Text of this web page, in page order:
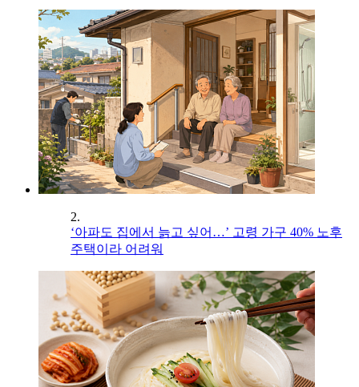
2.
‘아파도 집에서 늙고 싶어…’ 고령 가구 40% 노후
주택이라 어려워